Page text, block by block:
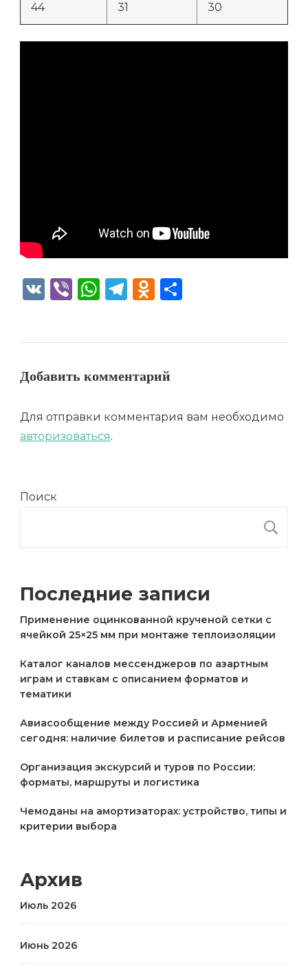
44 31 30
VK ViberWhatsApp
Telegram
Odnoklassniki
Добавить комментарий
Для отправки комментария вам необходимо
авторизоваться.
Поиск
Последние записи
Применение оцинкованной крученой сетки с
ячейкой 25×25 мм при монтаже теплоизоляции
Каталог каналов мессенджеров по азартным
играм и ставкам с описанием форматов и
тематики
Авиасообщение между Россией и Арменией
сегодня: наличие билетов и расписание рейсов
Организация экскурсий и туров по России:
форматы, маршруты и логистика
Чемоданы на амортизаторах: устройство, типы и
критерии выбора
Архив
Июль 2026
Июнь 2026